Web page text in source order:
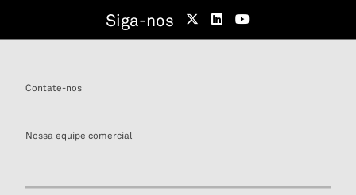
Siga-nos
Contate-nos
Nossa equipe comercial